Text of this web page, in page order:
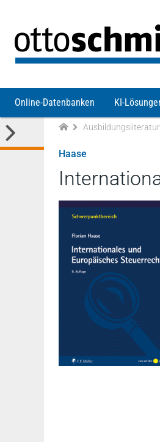
Online-Datenbanken KI-
Ausbildungsliteratur
Haase